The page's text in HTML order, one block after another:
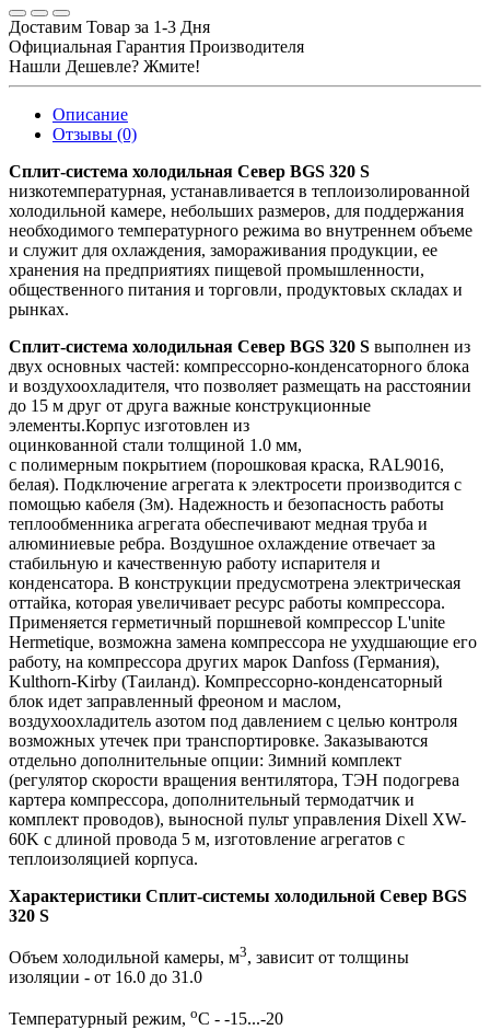
Доставим Товар за 1-3 Дня
Официальная Гарантия Производителя
Нашли Дешевле? Жмите!
Описание
Отзывы (0)
Сплит-система холодильная Север BGS 320 S
низкотемпературная, устанавливается в теплоизолированной
холодильной камере, небольших размеров, для поддержания
необходимого температурного режима во внутреннем объеме
и служит для охлаждения, замораживания продукции, ее
хранения на предприятиях пищевой промышленности,
общественного питания и торговли, продуктовых складах и
рынках.
Сплит-система холодильная Север BGS 320 S выполнен из
двух основных частей: компрессорно-конденсаторного блока
и воздухоохладителя, что позволяет размещать на расстоянии
до 15 м друг от друга важные конструкционные
элементы.Корпус изготовлен из
оцинкованной стали толщиной 1.0 мм,
с полимерным покрытием (порошковая краска, RAL9016,
белая). Подключение агрегата к электросети производится с
помощью кабеля (3м). Надежность и безопасность работы
теплообменника агрегата обеспечивают медная труба и
алюминиевые ребра. Воздушное охлаждение отвечает за
стабильную и качественную работу испарителя и
конденсатора. В конструкции предусмотрена электрическая
оттайка, которая увеличивает ресурс работы компрессора.
Применяется герметичный поршневой компрессор L'unite
Hermetique, возможна замена компрессора не ухудшающие его
работу, на компрессора других марок Danfoss (Германия),
Kulthorn-Kirby (Таиланд). Компрессорно-конденсаторный
блок идет заправленный фреоном и маслом,
воздухоохладитель азотом под давлением с целью контроля
возможных утечек при транспортировке. Заказываются
отдельно дополнительные опции: Зимний комплект
(регулятор скорости вращения вентилятора, ТЭН подогрева
картера компрессора, дополнительный термодатчик и
комплект проводов), выносной пульт управления Dixell XW-
60K с длиной провода 5 м, изготовление агрегатов с
теплоизоляцией корпуса.
Характеристики Сплит-системы холодильной Север BGS
320 S
Объем холодильной камеры, м3, зависит от толщины
изоляции - от 16.0 до 31.0
Температурный режим, оС - -15...-20